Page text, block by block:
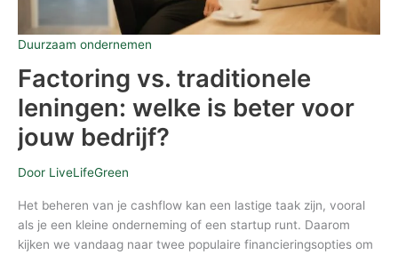
Duurzaam ondernemen
Factoring vs. traditionele
leningen: welke is beter voor
jouw bedrijf?
Door LiveLifeGreen
Het beheren van je cashflow kan een lastige taak zijn, vooral
als je een kleine onderneming of een startup runt. Daarom
kijken we vandaag naar twee populaire financieringsopties om